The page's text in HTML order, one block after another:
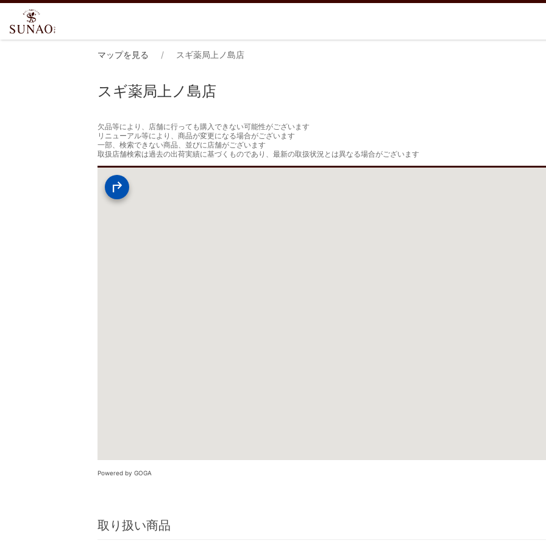
マップを見る スギ薬局上ノ島店
スギ薬局上ノ島店
欠品等により、店舗に行っても購入できない可能性がございます
リニューアル等により、商品が変更になる場合がございます
一部、検索できない商品、並びに店舗がございます
取扱店舗検索は過去の出荷実績に基づくものであり、最新の取扱状況とは異なる場合がございます
Powered by GOGA
取り扱い商品